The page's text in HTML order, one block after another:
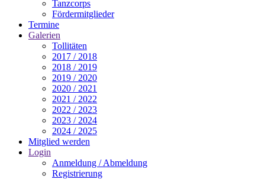
Tanzcorps
Fördermitglieder
Termine
Galerien
Tollitäten
2017 / 2018
2018 / 2019
2019 / 2020
2020 / 2021
2021 / 2022
2022 / 2023
2023 / 2024
2024 / 2025
Mitglied werden
Login
Anmeldung / Abmeldung
Registrierung